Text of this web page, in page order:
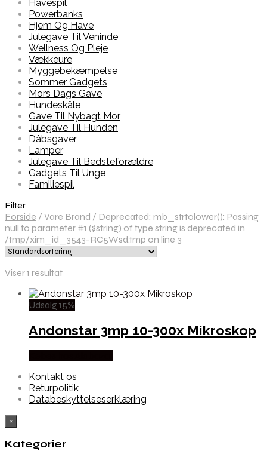
Havespil
Powerbanks
Hjem Og Have
Julegave Til Veninde
Wellness Og Pleje
Vækkeure
Myggebekæmpelse
Sommer Gadgets
Mors Dags Gave
Hundeskåle
Gave Til Nybagt Mor
Julegave Til Hunden
Dåbsgaver
Lamper
Julegave Til Bedsteforældre
Gadgets Til Unge
Familiespil
Filter
Forside / Vare Brand / Deprecated: mb_strtolower(): Passing
null to parameter #1 ($string) of type string is deprecated in
/tmp/xim_id_3543-RC5Wsd.tmp on line 3
Viser 1 resultat
Udsalg 15%
Andonstar 3mp 10-300x Mikroskop
Kontakt os
Returpolitik
Databeskyttelseserklæring
×
Kategorier